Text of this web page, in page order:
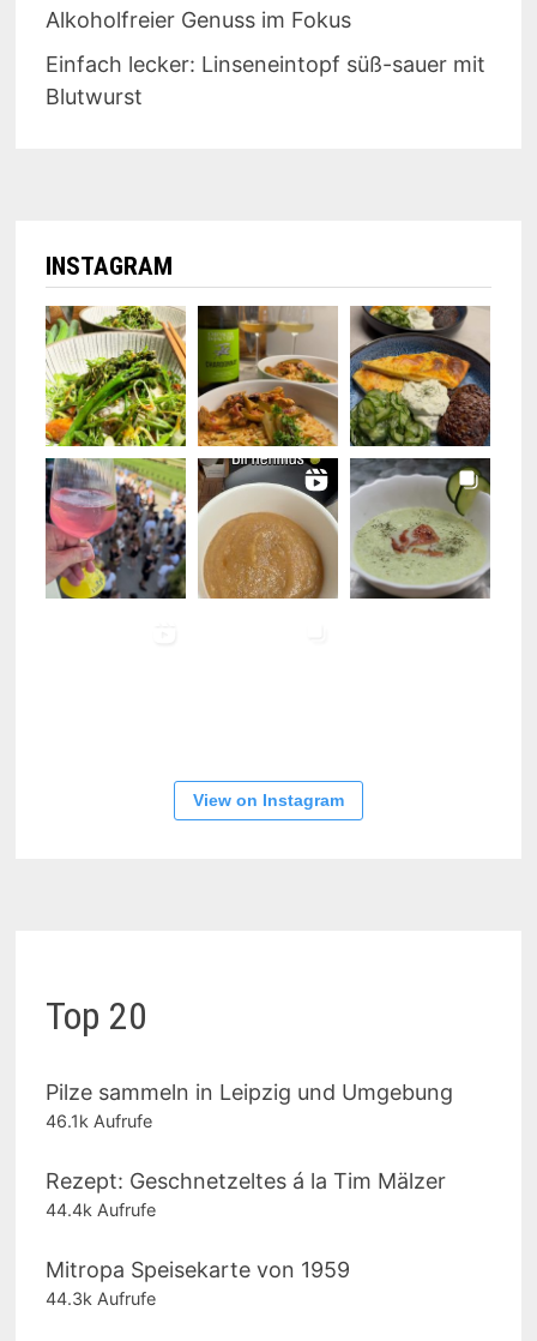
Alkoholfreier Genuss im Fokus
Einfach lecker: Linseneintopf süß-sauer mit
Blutwurst
INSTAGRAM
View on Instagram
Top 20
Pilze sammeln in Leipzig und Umgebung
46.1k Aufrufe
Rezept: Geschnetzeltes á la Tim Mälzer
44.4k Aufrufe
Mitropa Speisekarte von 1959
44.3k Aufrufe